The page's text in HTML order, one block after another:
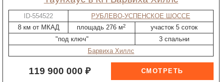
ID-554522
РУБЛЕВО-УСПЕНСКОЕ ШОССЕ
8 км от МКАД
площадь 276 м2
участок 5 соток
"под ключ"
3 спальни
Барвиха Хиллс
119 900 000 ₽